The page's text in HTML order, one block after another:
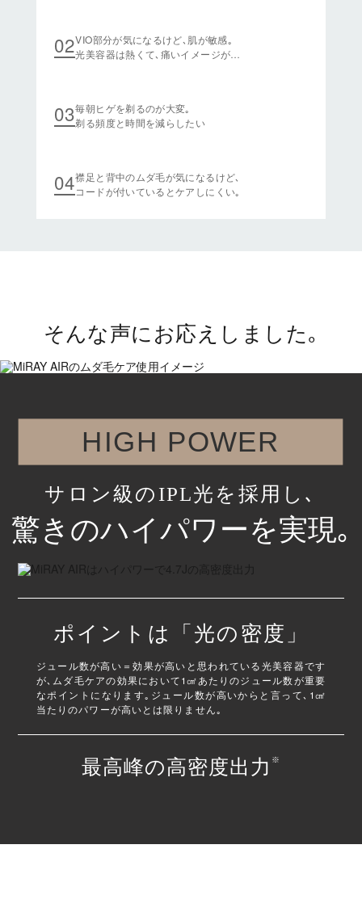
02VIO部分が気になるけど､肌が敏感｡
光美容器は熱くて､痛いイメージが…
03毎朝ヒゲを剃るのが大変｡
剃る頻度と時間を減らしたい
04襟足と背中のムダ毛が気になるけど､
コードが付いているとケアしにくい｡
そんな声にお応えしました｡
HIGH POWER
サロン級のIPL光を採用し､
驚きのハイパワーを実現｡
ポイントは「光の密度」
ジュール数が高い＝効果が高いと思われている光美容器です
が､ムダ毛ケアの効果において1㎠あたりのジュール数が重要
なポイントになります｡ジュール数が高いからと言って､1㎠
当たりのパワーが高いとは限りません｡
最高峰の高密度出力 ※